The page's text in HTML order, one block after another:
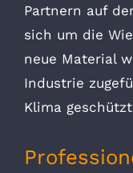
Partnern auf
sich um die
neue Material
Industrie
Klima